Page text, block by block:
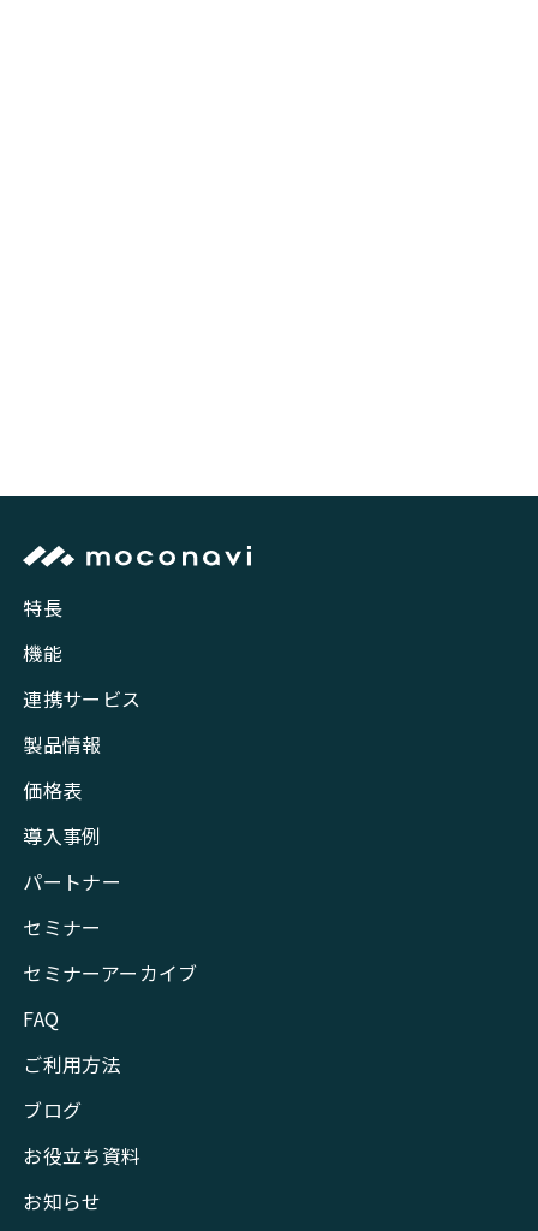
特長
機能
連携サービス
製品情報
価格表
導入事例
パートナー
セミナー
セミナーアーカイブ
FAQ
ご利用方法
ブログ
お役立ち資料
お知らせ